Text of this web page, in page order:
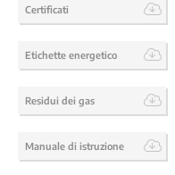
Certificati
Etichette energetico
Residui dei gas
Manuale di istruzione